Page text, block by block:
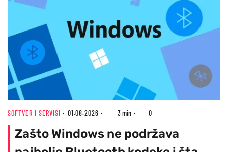
SOFTVER I SERVISI 01.08.2026 3 min 0
Zašto Windows ne podržava